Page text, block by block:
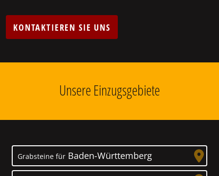
KONTAKTIEREN SIE UNS
Unsere Einzugsgebiete
Grabsteine für Baden-Württemberg